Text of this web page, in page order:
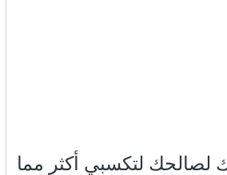
لصالحك لتكسبي أكثر مما